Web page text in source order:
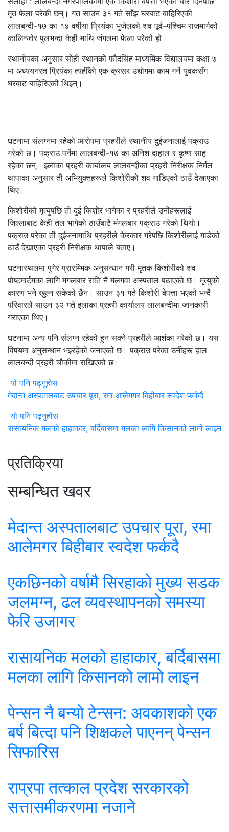
मृत फेला परेकी छन्। गत साउन ३१ गते साँझ घरबाट बाहिरिएकी
लालबन्दी-१७ का १४ वर्षीया प्रियंका भुजेलको शव पूर्व–पश्चिम राजमार्गको
कालिन्जोर पुलभन्दा केही माथि जंगलमा फेला परेको हो।
स्थानीयका अनुसार सोही स्थानको फौदसिंह माध्यमिक विद्यालयमा कक्षा ७
मा अध्ययनरत प्रियंका त्यहीँको एक क्रसर उद्योगमा काम गर्ने युवकसँग
घरबाट बाहिरिएकी थिइन्।
घटनामा संलग्नमा रहेको आरोपमा प्रहरीले स्थानीय दुईजनालाई पक्राउ
गरेको छ। पक्राउ पर्नेमा लालबन्दी-१७ का अनिश दाहाल र कृष्ण साह
रहेका छन्। इलाका प्रहरी कार्यालय लालबन्दीका प्रहरी निरीक्षक निर्मल
थापाका अनुसार ती अभियुक्तहरूले किशोरीको शव गाडिएको ठाउँ देखाएका
थिए।
किशोरीको मृत्युपछि ती दुई किशोर भागेका र प्रहरीले उनीहरूलाई
जिल्लाबाट केही तल भागेको ठाउँबाटै मंगलबार पक्राउ गरेको थियो।
पक्राउ परेका ती दुईजनामाथि प्रहरीले केरकार गरेपछि किशोरीलाई गाडेको
ठाउँ देखाएका प्रहरी निरीक्षक थापाले बताए।
घटनास्थलमा पुगेर प्रारम्भिक अनुसन्धान गरी मृतक किशोरीको शव
पोष्टमार्टमका लागि मंगलबार राति नै मंलगवा अस्पताल पठाएको छ। मृत्युको
कारण भने खुल्न सकेको छैन। साउन ३१ गते किशोरी बेपत्ता भएको भन्दै
परिवारले साउन ३२ गते इलाका प्रहरी कार्यालय लालबन्दीमा जानकारी
गराएका थिए।
घटनामा अन्य पनि संलग्न रहेको हुन सक्ने प्रहरीले आशंका गरेको छ। यस
विषयमा अनुसन्धान भइरहेको जनाएको छ। पक्राउ परेका उनीहरू हाल
लालबन्दी प्रहरी चौकीमा राखिएको छ।
यो पनि पढ्नुहोस
मेदान्त अस्पतालबाट उपचार पूरा, रमा आलेमगर बिहीबार स्वदेश फर्कदै
यो पनि पढ्नुहोस
रासायनिक मलको हाहाकार, बर्दिबासमा मलका लागि किसानको लामो लाइन
प्रतिक्रिया
सम्बन्धित खवर
मेदान्त अस्पतालबाट उपचार पूरा, रमा
आलेमगर बिहीबार स्वदेश फर्कदै
एकछिनको वर्षामै सिरहाको मुख्य सडक
जलमग्न, ढल व्यवस्थापनको समस्या
फेरि उजागर
रासायनिक मलको हाहाकार, बर्दिबासमा
मलका लागि किसानको लामो लाइन
पेन्सन नै बन्यो टेन्सन: अवकाशको एक
बर्ष बित्दा पनि शिक्षकले पाएनन् पेन्सन
सिफारिस
राप्रपा तत्काल प्रदेश सरकारको
सत्तासमीकरणमा नजाने